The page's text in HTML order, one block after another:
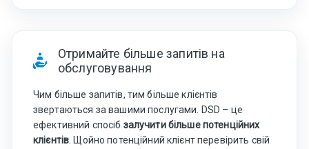
Отримайте більше запитів на
обслуговування
Чим більше запитів, тим більше клієнтів
звертаються за вашими послугами. DSD – це
ефективний спосіб залучити більше потенційних
клієнтів . Щойно потенційний клієнт перевірить свій